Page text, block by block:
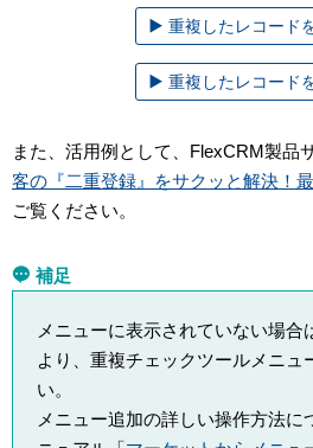
重複したレコード
重複したレコード
また、活用例として、FlexCRM製品
客の『二重登録』をサクッと解決！
ご覧ください。
補足
メニューに表示されていない場合
より、重複チェックツールメニュ
い。
メニュー追加の詳しい操作方法に